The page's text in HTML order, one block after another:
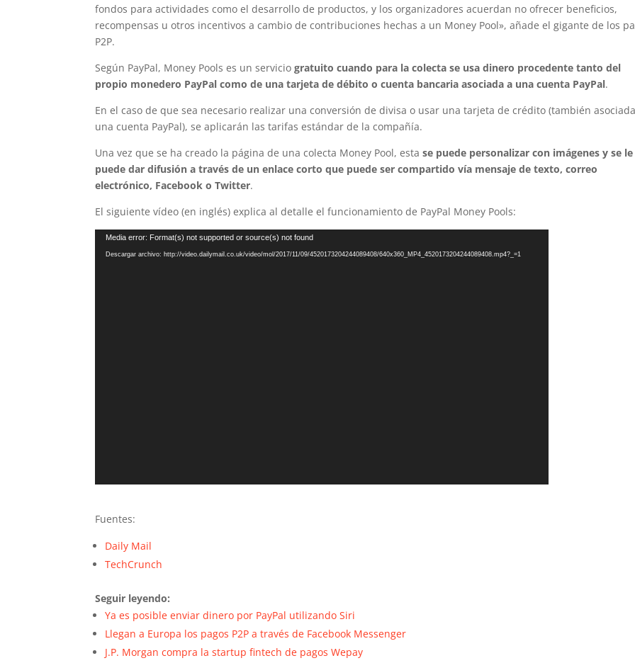
fondos para actividades como el desarrollo de productos, y los organizadores acuerdan no ofrecer beneficios,
recompensas u otros incentivos a cambio de contribuciones hechas a un Money Pool», añade el gigante de los
P2P.
Según PayPal, Money Pools es un serviciogratuito cuando para la colecta se usa dinero procedente tanto del
propio monedero PayPal como de una tarjeta de débito o cuenta bancaria asociada a una cuenta PayPal.
En el caso de que sea necesario realizar una conversión de divisa o usar una tarjeta de crédito (también
una cuenta PayPal), se aplicarán las tarifas estándar de la compañía.
Una vez que se ha creado la página de una colecta Money Pool, estase puede personalizar con imágenes y se le
puede dar difusión a través de un enlace corto que puede ser compartido vía mensaje de texto, correo
electrónico, Facebook o Twitter.
El siguiente vídeo (en inglés) explica al detalle el funcionamiento de PayPal Money Pools:
Reproductor
de
Media error: Format(s) not supported or source(s) not found
Descargar archivo: http://video.dailymail.co.uk/video/mol/2017/11/09/4520173204244089408/640x360_MP4_4520173204244089408.mp4?_=1
Fuentes:
Daily Mail
TechCrunch
Seguir leyendo:
Ya es posible enviar dinero por PayPal utilizando Siri
Llegan a Europa los pagos P2P a través de Facebook Messenger
J.P. Morgan compra la startup fintech de pagos Wepay